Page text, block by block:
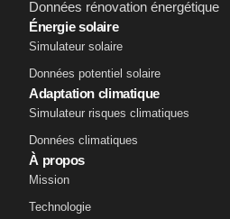
Données rénovation énergétique
Énergie solaire
Simulateur solaire
Données potentiel solaire
Adaptation climatique
Simulateur risques climatiques
Données climatiques
À propos
Mission
Technologie